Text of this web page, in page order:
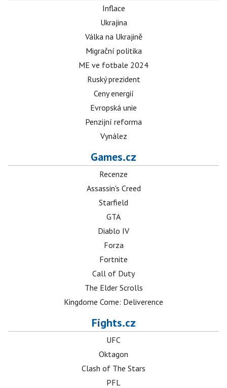
Inflace
Ukrajina
Válka na Ukrajině
Migrační politika
ME ve fotbale 2024
Ruský prezident
Ceny energií
Evropská unie
Penzijní reforma
Vynález
Games.cz
Recenze
Assassin's Creed
Starfield
GTA
Diablo IV
Forza
Fortnite
Call of Duty
The Elder Scrolls
Kingdome Come: Deliverence
Fights.cz
UFC
Oktagon
Clash of The Stars
PFL